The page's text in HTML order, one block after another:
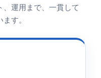
運用まで、一貫して
す。